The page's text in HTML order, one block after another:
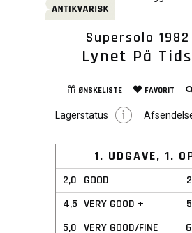
Supersolo
Lynet På
ØNSKELISTE FAVORIT
Lagerstatus
1. UDGAVE, 1.
2,0 GOOD
4,5 VERY GOOD +
5,0 VERY GOOD/FINE